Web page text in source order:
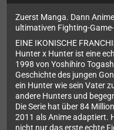
Zuerst Manga. Dann
ultimativen Fighting-
EINE IKONISCHE
Hunter x Hunter ist eine
1998 von Yoshihiro
Geschichte des jungen
ein Hunter wie sein Vater
andere Hunters und
Die Serie hat über 84
2011 als Anime adaptiert.
nicht nur das erste echte